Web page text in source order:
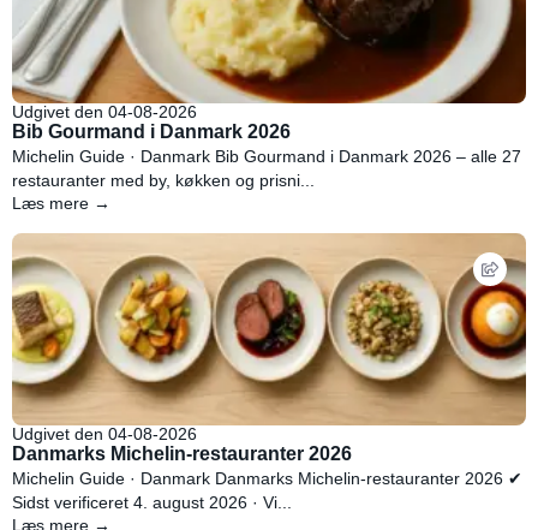
Udgivet den 04-08-2026
Bib Gourmand i Danmark 2026
Michelin Guide · Danmark Bib Gourmand i Danmark 2026 – alle 27
restauranter med by, køkken og prisni...
Læs mere →
Udgivet den 04-08-2026
Danmarks Michelin-restauranter 2026
Michelin Guide · Danmark Danmarks Michelin-restauranter 2026 ✔
Sidst verificeret 4. august 2026 · Vi...
Læs mere →